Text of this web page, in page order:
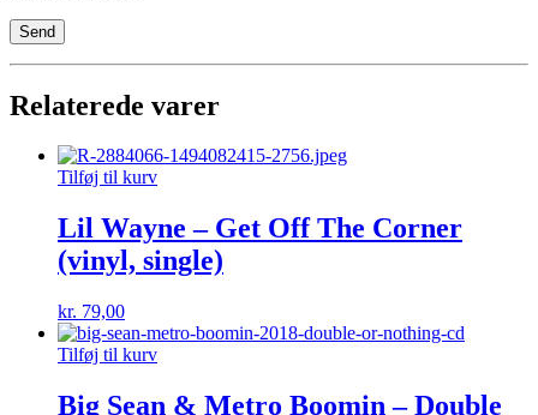
Relaterede varer
Tilføj til kurv
Lil Wayne – Get Off The Corner
(vinyl, single)
kr. 79,00
Tilføj til kurv
Big Sean & Metro Boomin – Double